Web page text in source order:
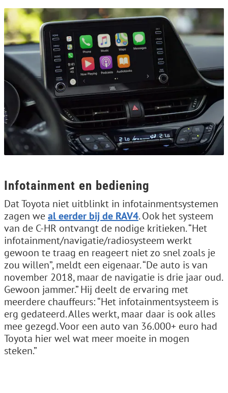
Infotainment en bediening
Dat Toyota niet uitblinkt in infotainmentsystemen
zagen weal eerder bij de RAV4. Ook het systeem
van de C-HR ontvangt de nodige kritieken. “Het
infotainment/navigatie/radiosysteem werkt
gewoon te traag en reageert niet zo snel zoals je
zou willen”, meldt een eigenaar. “De auto is van
november 2018, maar de navigatie is drie jaar oud.
Gewoon jammer.” Hij deelt de ervaring met
meerdere chauffeurs: “Het infotainmentsysteem is
erg gedateerd. Alles werkt, maar daar is ook alles
mee gezegd. Voor een auto van 36.000+ euro had
Toyota hier wel wat meer moeite in mogen
steken.”